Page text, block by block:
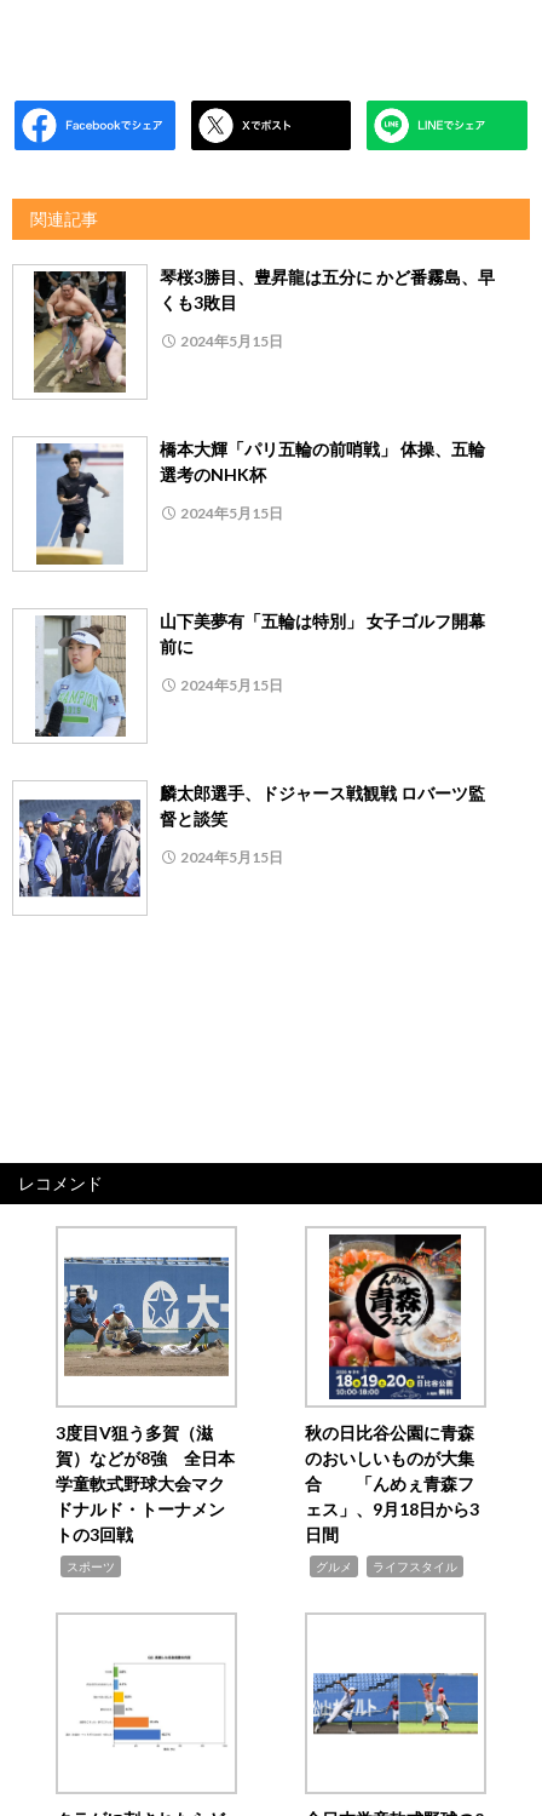
関連記事
琴桜3勝目、豊昇龍は五分に かど番霧島、早
くも3敗目
2024年5月15日
橋本大輝「パリ五輪の前哨戦」 体操、五輪
選考のNHK杯
2024年5月15日
山下美夢有「五輪は特別」 女子ゴルフ開幕
前に
2024年5月15日
麟太郎選手、ドジャース戦観戦 ロバーツ監
督と談笑
2024年5月15日
レコメンド
3度目V狙う多賀（滋
賀）などが8強 全日本
学童軟式野球大会マク
ドナルド・トーナメン
トの3回戦
スポーツ
秋の日比谷公園に青森
のおいしいものが大集
合 「んめぇ青森フ
ェス」、9月18日から3
日間
グルメ ライフスタイル